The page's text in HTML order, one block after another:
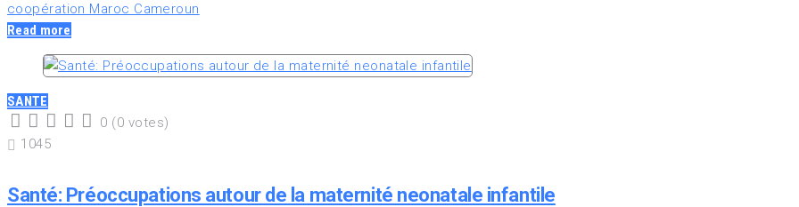
coopération Maroc Cameroun
Read more
SANTE
3
2
1
0 (0 votes)
1045
Santé: Préoccupations autour de la maternité neonatale infantile